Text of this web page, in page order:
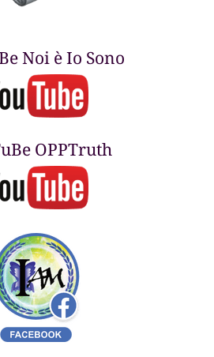
Noi è Io Sono
OPPTruth